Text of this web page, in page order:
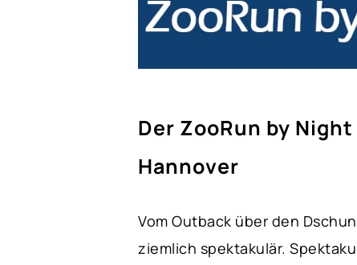
Der ZooRun by
Hannover
Vom Outback über den
ziemlich spektakulär.